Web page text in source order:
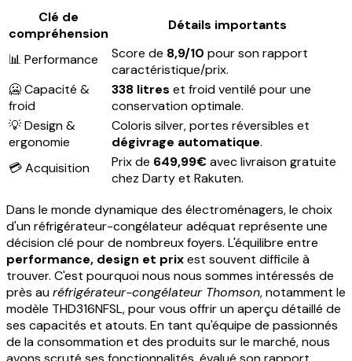
Clé de
compréhension
Détails importants
📊 Performance Score de 8,9/10 pour son rapport
caractéristique/prix.
🥶 Capacité &
froid
338 litres et froid ventilé pour une
conservation optimale.
💡 Design &
ergonomie
Coloris silver, portes réversibles et
dégivrage automatique.
💳 Acquisition
Prix de 649,99€avec livraison gratuite
chez Darty et Rakuten.
Dans le monde dynamique des électroménagers, le choix
d'un réfrigérateur-congélateur adéquat représente une
décision clé pour de nombreux foyers. L'équilibre entre
performance, design et prixest souvent difficile à
trouver. C'est pourquoi nous nous sommes intéressés de
près auréfrigérateur-congélateur Thomson, notamment le
modèle THD316NFSL, pour vous offrir un aperçu détaillé de
ses capacités et atouts. En tant qu'équipe de passionnés
de la consommation et des produits sur le marché, nous